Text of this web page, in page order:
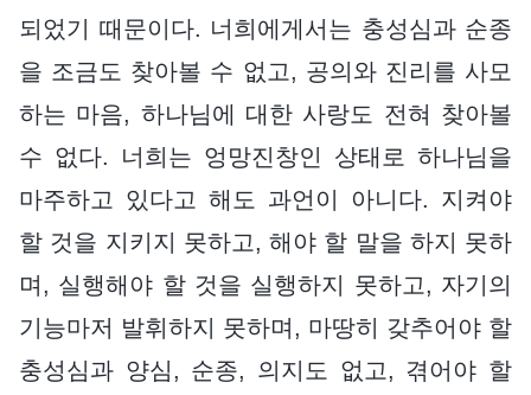
되었기 때문이다. 너희에게서는 충성심과 순종
을 조금도 찾아볼 수 없고, 공의와 진리를 사모
하는 마음, 하나님에 대한 사랑도 전혀 찾아볼
수 없다. 너희는 엉망진창인 상태로 하나님을
마주하고 있다고 해도 과언이 아니다. 지켜야
할 것을 지키지 못하고, 해야 할 말을 하지 못하
며, 실행해야 할 것을 실행하지 못하고, 자기의
기능마저 발휘하지 못하며, 마땅히 갖추어야 할
충성심과 양심, 순종, 의지도 없고, 겪어야 할